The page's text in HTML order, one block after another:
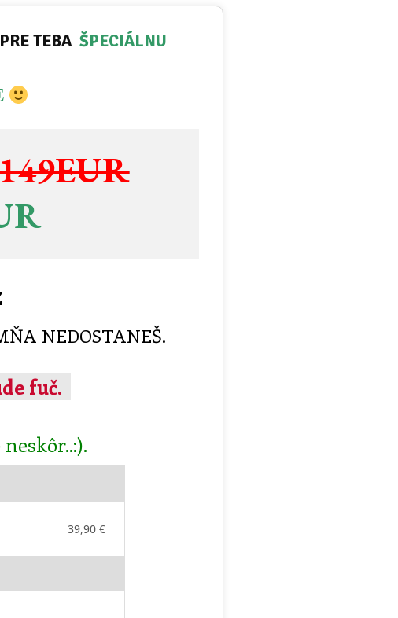
TEBA ŠPECIÁLNU
NEDOSTANEŠ.
fuč.
39,90 €